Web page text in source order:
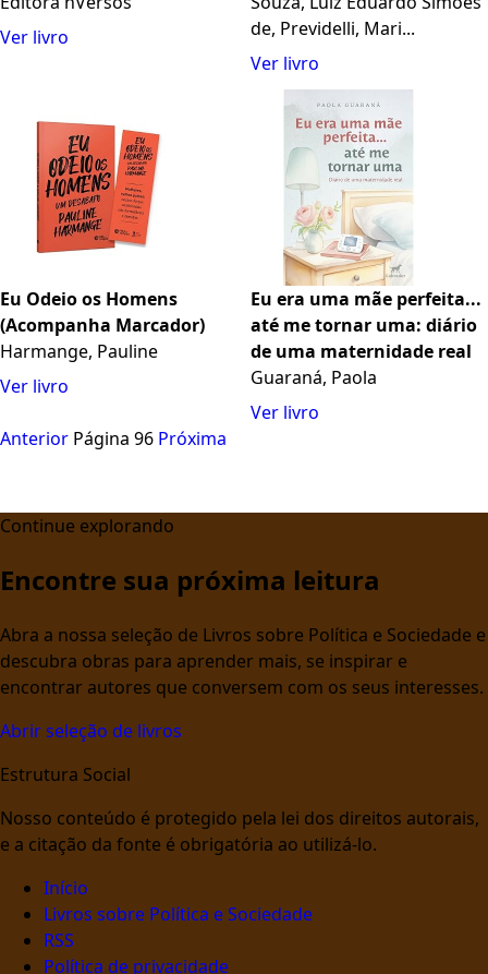
Ver livro
de, Previdelli, Mari...
Ver livro
Eu Odeio os Homens
(Acompanha Marcador)
Harmange, Pauline
Ver livro
Eu era uma mãe perfeita...
até me tornar uma: diário
de uma maternidade real
Guaraná, Paola
Ver livro
Anterior Página 96 Próxima
Continue explorando
Encontre sua próxima leitura
Abra a nossa seleção de Livros sobre Política e Sociedade e
descubra obras para aprender mais, se inspirar e
encontrar autores que conversem com os seus interesses.
Abrir seleção de livros
Estrutura Social
Nosso conteúdo é protegido pela lei dos direitos autorais,
e a citação da fonte é obrigatória ao utilizá-lo.
Início
Livros sobre Política e Sociedade
RSS
Política de privacidade